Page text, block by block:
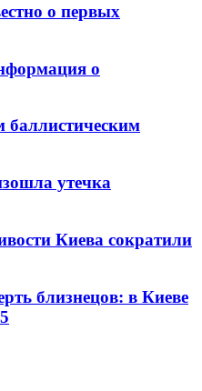
о первых
о
баллистическим
утечка
Киева сократили
близнецов: в Киеве